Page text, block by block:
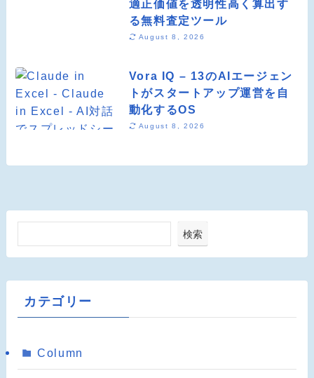
適正価値を透明性高く算出す
る無料査定ツール
August 8, 2026
Vora IQ – 13のAIエージェン
トがスタートアップ運営を自
動化するOS
August 8, 2026
検索
カテゴリー
Column